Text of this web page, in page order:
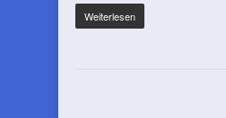
Weiterlesen